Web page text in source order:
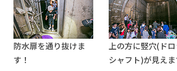
防水扉を通り抜けま
す！
上の方に竪穴(ド
シャフト)が見えま